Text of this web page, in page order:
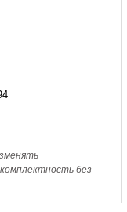
без